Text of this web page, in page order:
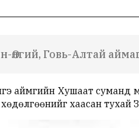
Өлгий, Говь-Алтай
аймгийн Хушаат суманд
хаасан